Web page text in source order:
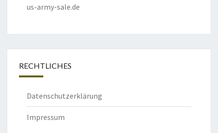
us-army-sale.de
RECHTLICHES
Datenschutzerklärung
Impressum